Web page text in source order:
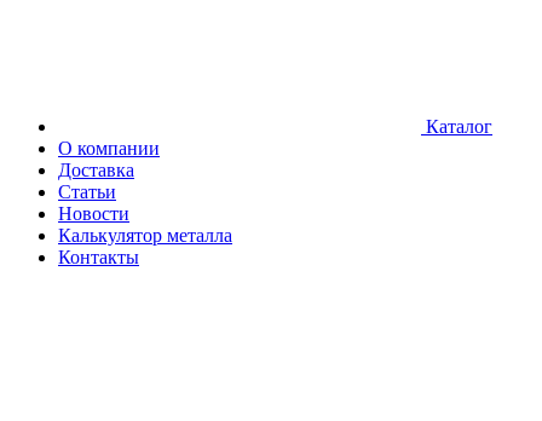
Каталог
О компании
Доставка
Статьи
Новости
Калькулятор металла
Контакты